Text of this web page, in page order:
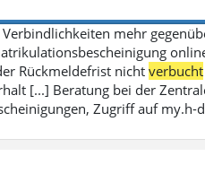
mehr
Rückmeldefrist nichtverbucht
[...] Beratung bei der
Zugriff auf